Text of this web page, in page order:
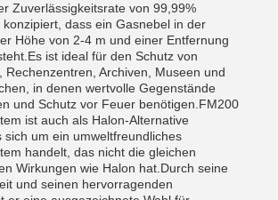
Zuverlässigkeitsrate von 99,99%
konzipiert, dass ein Gasnebel in der
Höhe von 2-4 m und einer Entfernung
ist ideal für den Schutz von
Rechenzentren, Archiven, Museen und
in denen wertvolle Gegenstände
und Schutz vor Feuer benötigen.FM200
ist auch als Halon-Alternative
sich um ein umweltfreundliches
handelt, das nicht die gleichen
Wirkungen wie Halon hat.Durch seine
und seinen hervorragenden